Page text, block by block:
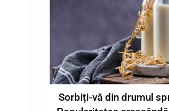
Sorbiți-vă din drumul